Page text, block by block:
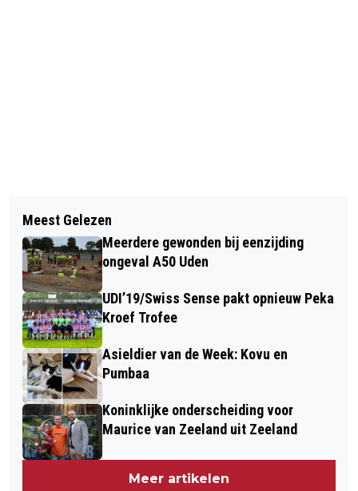
DAG EEN VAN DE UDENSE
AVOND4DAAGSE ZIT EROP! (VIDEO)
SWISS SENSE INVESTEERT IN UDENS
SPORTTALENT EN WORDT NIEUWE
HOOFDSPONSOR
Meest Gelezen
Meerdere gewonden bij eenzijding
ongeval A50 Uden
UDI’19/Swiss Sense pakt opnieuw Peka
Kroef Trofee
Asieldier van de Week: Kovu en
Pumbaa
Koninklijke onderscheiding voor
Maurice van Zeeland uit Zeeland
Meer artikelen